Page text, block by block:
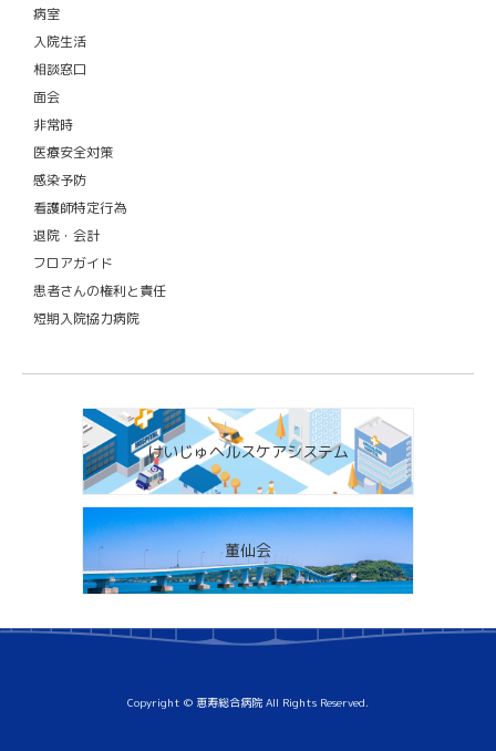
病室
入院生活
相談窓口
面会
非常時
医療安全対策
感染予防
看護師特定行為
退院・会計
フロアガイド
患者さんの権利と責任
短期入院協力病院
けいじゅヘルスケアシステム
董仙会
Copyright © 恵寿総合病院 All Rights Reserved.